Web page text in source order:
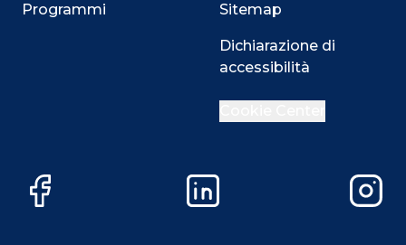
Programmi Sitemap
Dichiarazione di
accessibilità
Facebook LinkedIn
Questo sito utilizza i cookie
Su questo sito web utilizziamo cookie tecnici necessari